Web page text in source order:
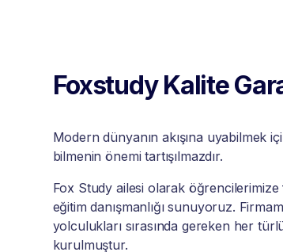
Foxstudy Kalite
Modern dünyanın akışına uyabilmek
bilmenin önemi tartışılmazdır.
Fox Study ailesi olarak öğrencilerimize
eğitim danışmanlığı sunuyoruz.
yolculukları sırasında gereken her
kurulmuştur.